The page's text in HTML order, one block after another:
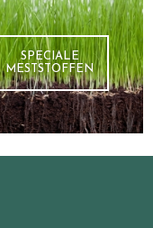
SPECIALE
MESTSTOFFEN